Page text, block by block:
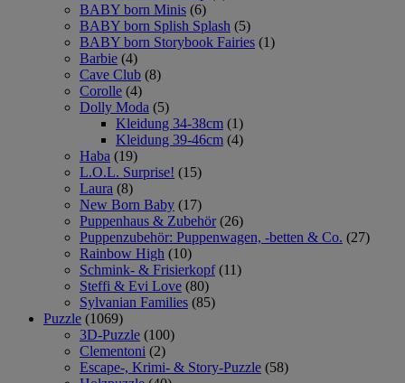
BABY born Minis (6)
BABY born Splish Splash (5)
BABY born Storybook Fairies (1)
Barbie (4)
Cave Club (8)
Corolle (4)
Dolly Moda (5)
Kleidung 34-38cm (1)
Kleidung 39-46cm (4)
Haba (19)
L.O.L. Surprise! (15)
Laura (8)
New Born Baby (17)
Puppenhaus & Zubehör (26)
Puppenzubehör: Puppenwagen, -betten & Co. (27)
Rainbow High (10)
Schmink- & Frisierkopf (11)
Steffi & Evi Love (80)
Sylvanian Families (85)
Puzzle (1069)
3D-Puzzle (100)
Clementoni (2)
Escape-, Krimi- & Story-Puzzle (58)